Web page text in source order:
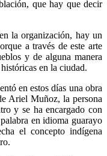
que hay que decir
la organización, hay un
a través de este arte
y de alguna manera
en la ciudad.
en estos días una obra
Ariel Muñoz, la persona
y se ha encargado con
en idioma guarayo
el concepto indígena